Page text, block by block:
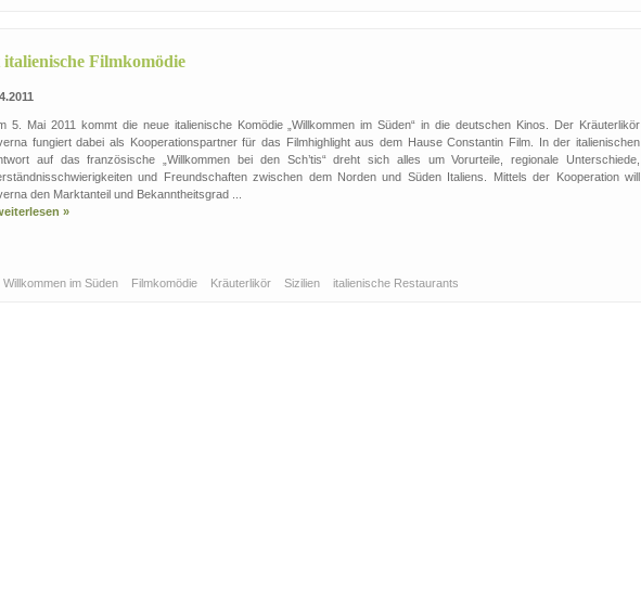
Filmkomödie
5. Mai 2011 kommt die neue italienische Komödie „Willkommen im Süden“ in die deutschen Kinos. Der Kräuterlikör
fungiert dabei als Kooperationspartner für das Filmhighlight aus dem Hause Constantin Film. In der italienischen
auf das französische „Willkommen bei den Sch’tis“ dreht sich alles um Vorurteile, regionale Unterschiede,
und Freundschaften zwischen dem Norden und Süden Italiens. Mittels der Kooperation will
den Marktanteil und Bekanntheitsgrad ...
»
Willkommen im Süden Filmkomödie Kräuterlikör Sizilien italienische Restaurants